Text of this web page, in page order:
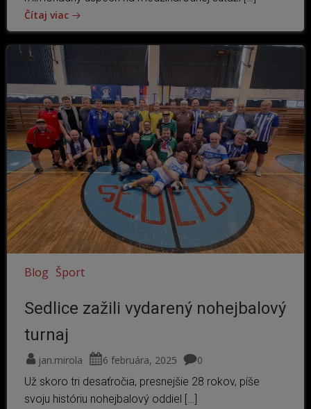
Čítaj viac
Blog Šport
Sedlice zažili vydarený nohejbalový
turnaj
jan.mirola 6 februára, 2025
0
Už skoro tri desaťročia, presnejšie 28 rokov, píše
svoju históriu nohejbalový oddiel […]